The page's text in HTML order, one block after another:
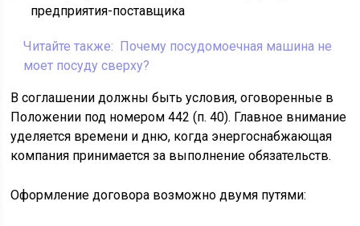
предприятия-поставщика
Читайте также: Почему посудомоечная машина не
моет посуду сверху?
В соглашении должны быть условия, оговоренные в
Положении под номером 442 (п. 40). Главное внимание
уделяется времени и дню, когда энергоснабжающая
компания принимается за выполнение обязательств.
Оформление договора возможно двумя путями: